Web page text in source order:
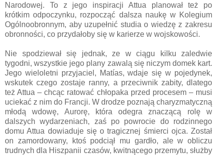
Narodowej. To z jego inspiracji Attua planował też po
krótkim odpoczynku, rozpocząć dalsza naukę w Kolegium
Ogólnoobronnym, aby uzupełnić studia o wiedzę z zakresu
obronności, co przydałoby się w karierze w wojskowości.
Nie spodziewał się jednak, ze w ciągu kilku zaledwie
tygodni, wszystkie jego plany zawalą się niczym domek kart.
Jego wieloletni przyjaciel, Matías, wdaje się w pojedynek,
wskutek czego zostaje ranny, a przeciwnik zabity, dlatego
też Attua – chcąc ratować chłopaka przed procesem – musi
uciekać z nim do Francji. W drodze poznają charyzmatyczną
młodą wdowę, Aurorę, która odegra znaczącą rolę w
dalszych wydarzeniach, zaś po powrocie do rodzinnego
domu Attua dowiaduje się o tragicznej śmierci ojca. Został
on zamordowany, ktoś podciął mu gardło, ale w obliczu
trudnych dla Hiszpanii czasów, kwitnącego przemytu, służby